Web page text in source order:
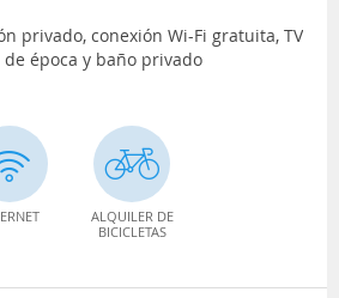
privado, conexión Wi-Fi gratuita, TV
época y baño privado
ALQUILER DE
BICICLETAS